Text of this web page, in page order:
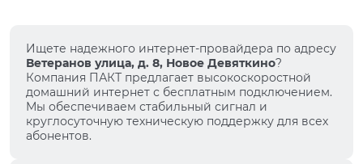
Ищете надежного интернет-провайдера по адресу
Ветеранов улица, д. 8, Новое Девяткино?
Компания ПАКТ предлагает высокоскоростной
домашний интернет с бесплатным подключением.
Мы обеспечиваем стабильный сигнал и
круглосуточную техническую поддержку для всех
абонентов.